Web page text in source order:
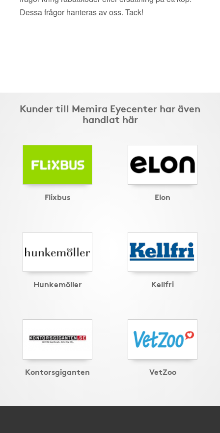
Dessa frågor hanteras av oss. Tack!
Kunder till Memira Eyecenter har även
handlat här
Flixbus Elon
Hunkemöller Kellfri
Kontorsgiganten VetZoo